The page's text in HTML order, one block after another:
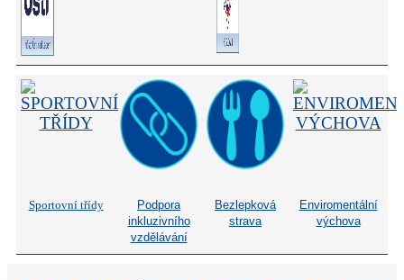
Sportovní třídy
Podpora
inkluzivního
vzdělávání
Bezlepková
strava
Enviromentální
výchova